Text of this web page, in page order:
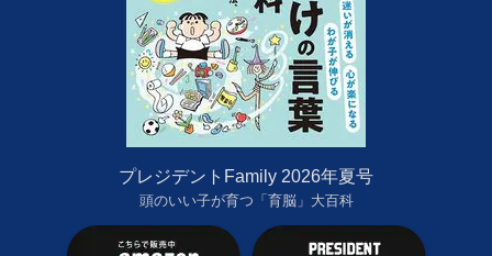
プレジデントFamily 2026年夏号
頭のいい子が育つ「育脳」大百科